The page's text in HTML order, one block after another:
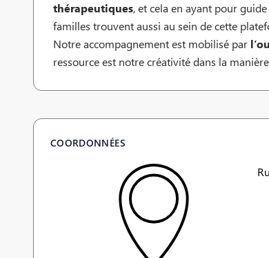
thérapeutiques, et cela en ayant pour
familles trouvent aussi au sein de cette
Notre accompagnement est mobilisé par
ressource est notre créativité dans la
COORDONNÉES